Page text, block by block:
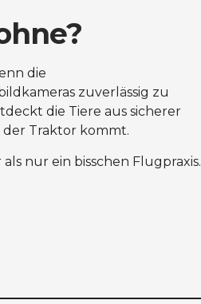
die
zuverlässig zu
die Tiere aus sicherer
Traktor kommt.
nur ein bisschen Flugpraxis.